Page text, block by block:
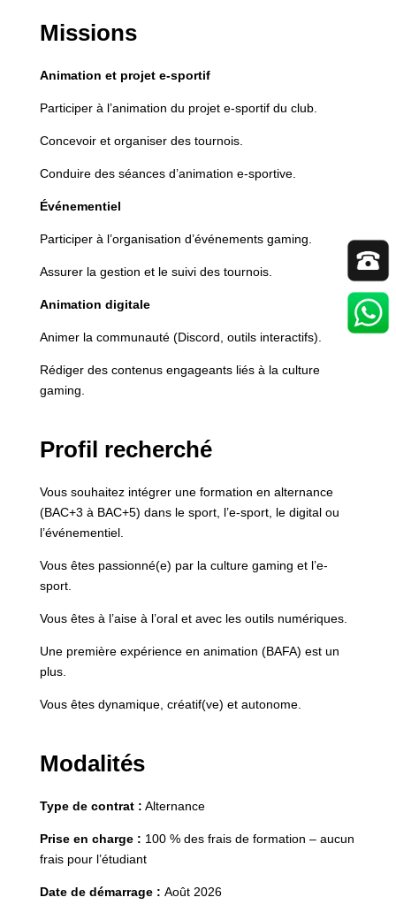
Missions
Animation et projet e-sportif
Participer à l’animation du projet e-sportif du club.
Concevoir et organiser des tournois.
Conduire des séances d’animation e-sportive.
Événementiel
Participer à l’organisation d’événements gaming.
Assurer la gestion et le suivi des tournois.
Animation digitale
Animer la communauté (Discord, outils interactifs).
Rédiger des contenus engageants liés à la culture
gaming.
Profil recherché
Vous souhaitez intégrer une formation en alternance
(BAC+3 à BAC+5) dans le sport, l’e-sport, le digital ou
l’événementiel.
Vous êtes passionné(e) par la culture gaming et l’e-
sport.
Vous êtes à l’aise à l’oral et avec les outils numériques.
Une première expérience en animation (BAFA) est un
plus.
Vous êtes dynamique, créatif(ve) et autonome.
Modalités
Type de contrat : Alternance
Prise en charge : 100 % des frais de formation – aucun
frais pour l’étudiant
Date de démarrage : Août 2026